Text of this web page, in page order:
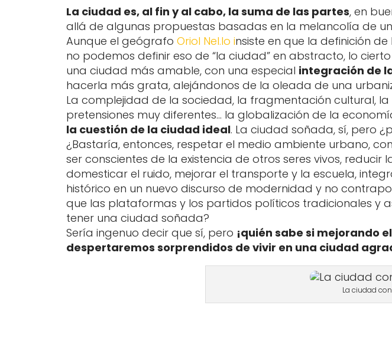
La ciudad es, al fin y al cabo, la suma de las partes, en
allá de algunas propuestas basadas en la melancolía de
Aunque el geógrafo Oriol Nel.lo insiste en que la definición de
no podemos definir eso de “la ciudad” en abstracto, lo
una ciudad más amable, con una especial integración de
hacerla más grata, alejándonos de la oleada de una
La complejidad de la sociedad, la fragmentación cultural,
pretensiones muy diferentes… la globalización de la
la cuestión de la ciudad ideal. La ciudad soñada, sí, pero
¿Bastaría, entonces, respetar el medio ambiente urbano,
ser conscientes de la existencia de otros seres vivos,
domesticar el ruido, mejorar el transporte y la escuela,
histórico en un nuevo discurso de modernidad y no
que las plataformas y los partidos políticos tradicionales y
tener una ciudad soñada?
Sería ingenuo decir que sí, pero ¡quién sabe si mejorando
despertaremos sorprendidos de vivir en una ciudad
La ciudad